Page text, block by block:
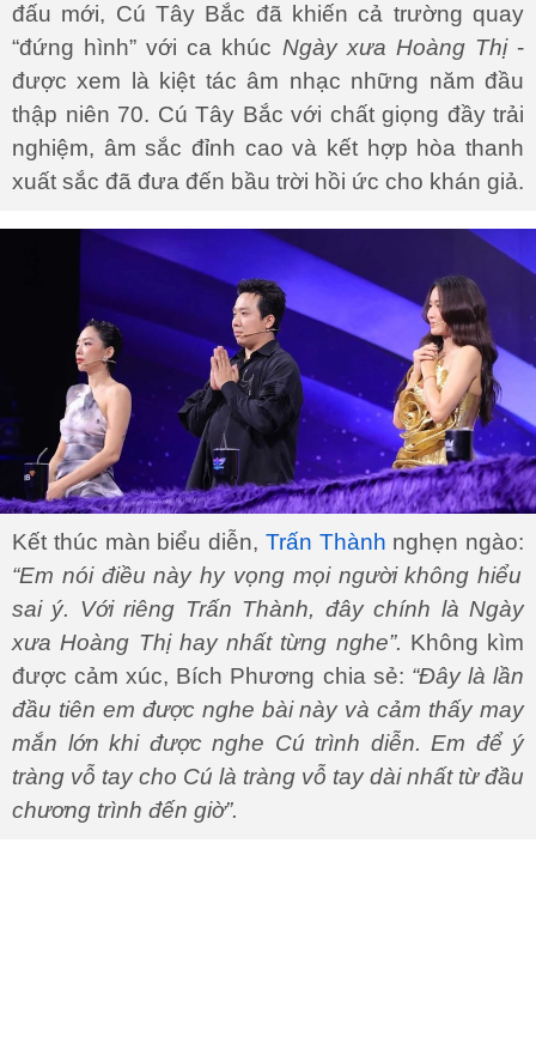
đấu mới, Cú Tây Bắc đã khiến cả trường quay
“đứng hình” với ca khúc Ngày xưa Hoàng Thị-
được xem là kiệt tác âm nhạc những năm đầu
thập niên 70. Cú Tây Bắc với chất giọng đầy trải
nghiệm, âm sắc đỉnh cao và kết hợp hòa thanh
xuất sắc đã đưa đến bầu trời hồi ức cho khán giả.
Kết thúc màn biểu diễn, Trấn Thành nghẹn ngào:
“Em nói điều này hy vọng mọi người không hiểu
sai ý. Với riêng Trấn Thành, đây chính là Ngày
xưa Hoàng Thị hay nhất từng nghe”. Không kìm
được cảm xúc, Bích Phương chia sẻ: “Đây là lần
đầu tiên em được nghe bài này và cảm thấy may
mắn lớn khi được nghe Cú trình diễn. Em để ý
tràng vỗ tay cho Cú là tràng vỗ tay dài nhất từ đầu
chương trình đến giờ”.